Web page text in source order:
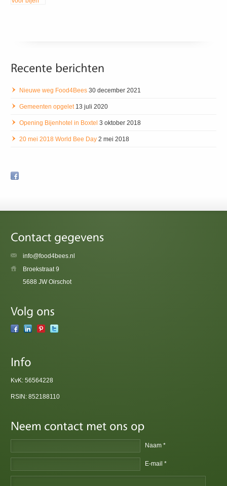
Nieuwe weg Food4Bees 30 december 2021
Gemeenten opgelet 13 juli 2020
Opening Bijenhotel in Boxtel 3 oktober 2018
20 mei 2018 World Bee Day 2 mei 2018
info@food4bees.nl
Broekstraat 9
5688 JW Oirschot
KvK: 56564228
RSIN: 852188110
Naam *
E-mail *